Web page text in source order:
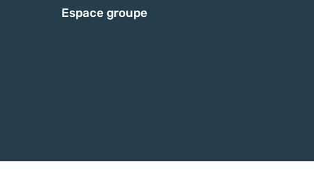
Espace groupe